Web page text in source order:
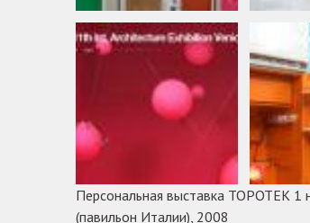
Персональная выставка TOPOTEK
(павильон Италии), 2008